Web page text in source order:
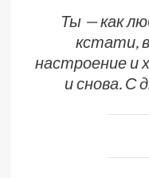
Ты — как
кстати,
настроение и
и снова. С